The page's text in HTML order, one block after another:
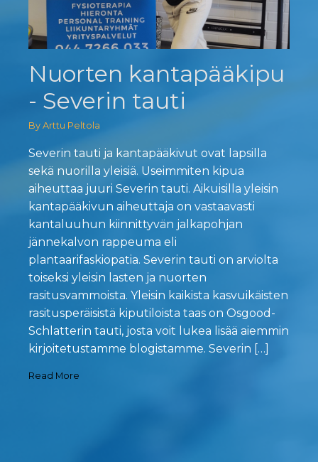
Nuorten kantapääkipu
- Severin tauti
By Arttu Peltola
Severin tauti ja kantapääkivut ovat lapsilla
sekä nuorilla yleisiä. Useimmiten kipua
aiheuttaa juuri Severin tauti. Aikuisilla yleisin
kantapääkivun aiheuttaja on vastaavasti
kantaluuhun kiinnittyvän jalkapohjan
jännekalvon rappeuma eli
plantaarifaskiopatia. Severin tauti on arviolta
toiseksi yleisin lasten ja nuorten
rasitusvammoista. Yleisin kaikista kasvuikäisten
rasitusperäisistä kiputiloista taas on Osgood-
Schlatterin tauti, josta voit lukea lisää aiemmin
kirjoitetustamme blogistamme. Severin […]
Read More